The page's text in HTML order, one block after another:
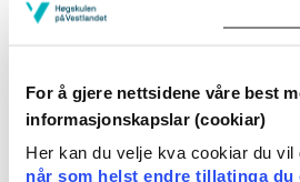
For å gjere nettsidene våre best
informasjonskapslar (cookiar)
Her kan du velje kva cookiar du vil
når som helst endre tillatinga du
Prinsipp for flatdekker
Prinsipper for form- og
Beregning av